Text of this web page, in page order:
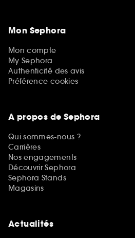
Mon Sephora
Mon compte
My Sephora
Authenticité des avis
Préférence cookies
A propos de Sephora
Qui sommes-nous ?
Carrières
Nos engagements
Découvrir Sephora
Sephora Stands
Magasins
Actualités